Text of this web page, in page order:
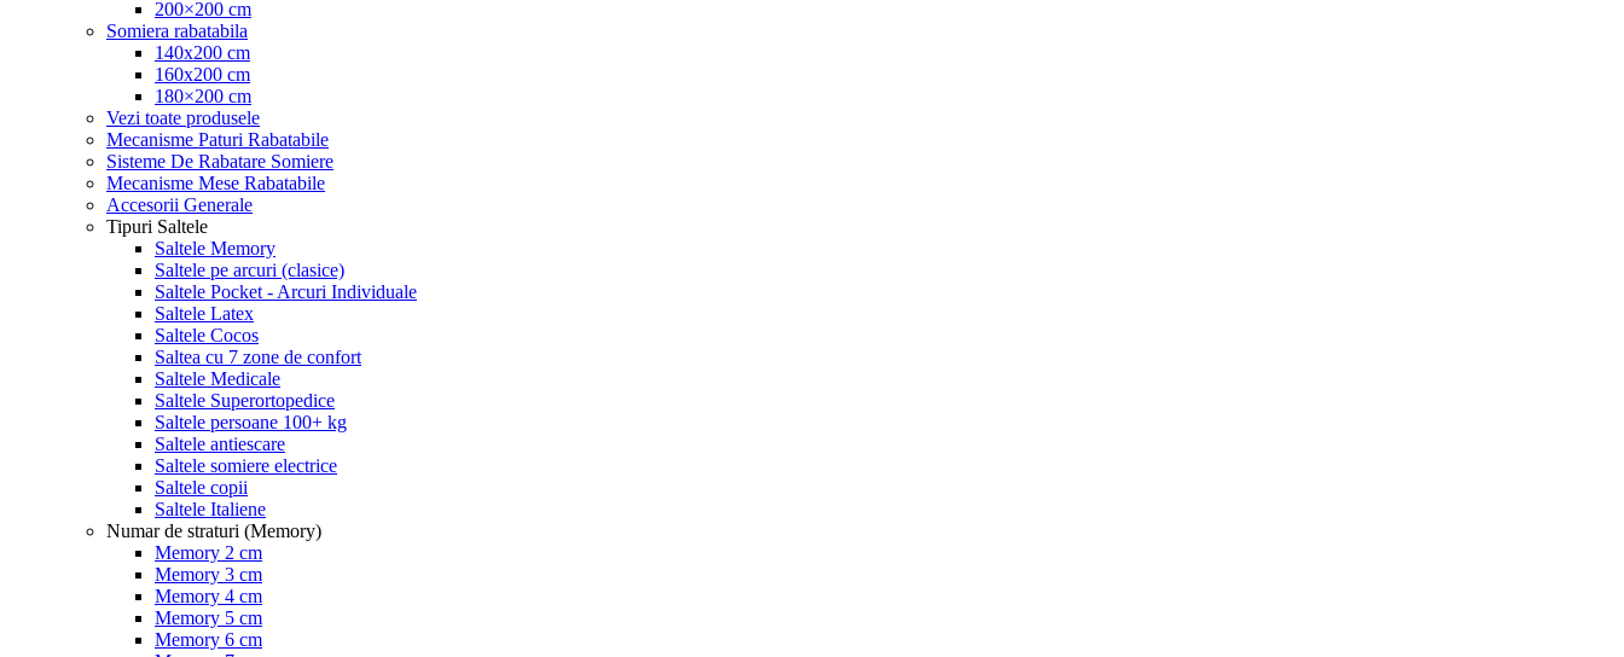
200×200 cm
Somiera rabatabila
140x200 cm
160x200 cm
180×200 cm
Vezi toate produsele
Mecanisme Paturi Rabatabile
Sisteme De Rabatare Somiere
Mecanisme Mese Rabatabile
Accesorii Generale
Tipuri Saltele
Saltele Memory
Saltele pe arcuri (clasice)
Saltele Pocket - Arcuri Individuale
Saltele Latex
Saltele Cocos
Saltea cu 7 zone de confort
Saltele Medicale
Saltele Superortopedice
Saltele persoane 100+ kg
Saltele antiescare
Saltele somiere electrice
Saltele copii
Saltele Italiene
Numar de straturi (Memory)
Memory 2 cm
Memory 3 cm
Memory 4 cm
Memory 5 cm
Memory 6 cm